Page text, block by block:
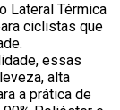
Lateral Térmica
ciclistas que
essas
alta
a prática de